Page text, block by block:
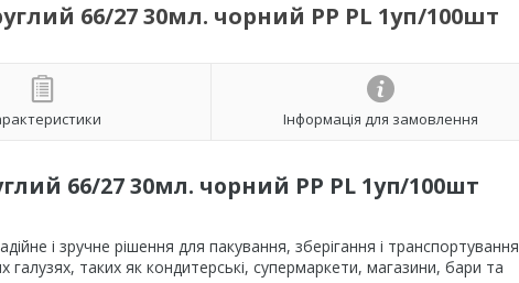
66/27 30мл. чорний PP PL 1уп/100шт
Інформація для замовлення
66/27 30мл. чорний PP PL 1уп/100шт
і зручне рішення для пакування, зберігання і транспортування
галузях, таких як кондитерські, супермаркети, магазини, бари та